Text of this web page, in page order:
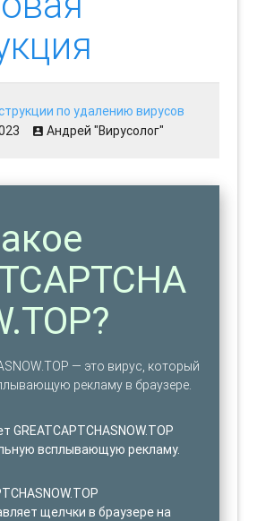
по удалению вирусов
Андрей "Вирусолог"
— это вирус, который
рекламу в браузере.
GREATCAPTCHASNOW.TOP
всплывающую рекламу.
щелчки в браузере на